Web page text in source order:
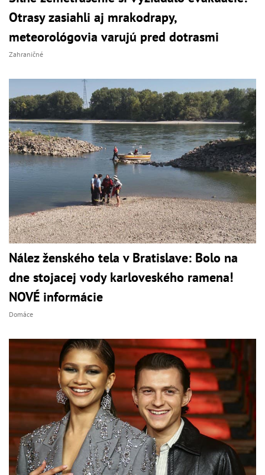
Otrasy zasiahli aj mrakodrapy,
meteorológovia varujú pred dotrasmi
Zahraničné
Nález ženského tela v Bratislave: Bolo na
dne stojacej vody karloveského ramena!
NOVÉ informácie
Domáce